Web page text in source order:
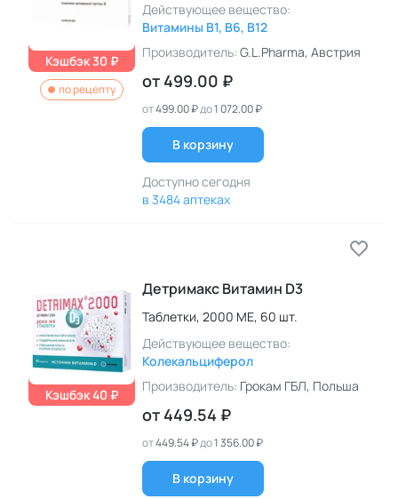
Кэшбэк 30 ₽
по рецепту
Действующее вещество:
Витамины B1, B6, B12
Производитель: G.L.Pharma, Австрия
от 499.00 ₽
от499.00 ₽до1 072.00 ₽
В корзину
Доступно сегодня
в 3484 аптеках
Кэшбэк 40 ₽
Детримакс Витамин D3
Таблетки, 2000 МЕ, 60 шт.
Действующее вещество:
Колекальциферол
Производитель: Грокам ГБЛ, Польша
от 449.54 ₽
от449.54 ₽до1 356.00 ₽
В корзину